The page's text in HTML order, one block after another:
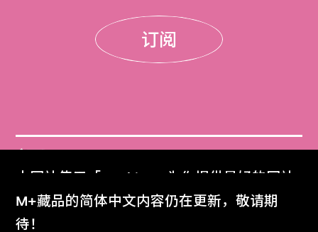
本网站使用「Cookies」为你提供最好的网站
体验。
了解更多
M+藏品的简体中文内容仍在更新，敬请期
待！
订阅
门票
Get Tickets